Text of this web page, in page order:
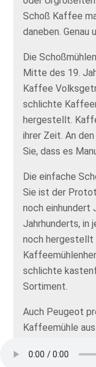
Schoß Kaffee
daneben. Genau
Die
Mitte des 19.
Kaffee
schlichte
hergestellt.
ihrer Zeit. An
Sie, dass es
Die einfache
Sie ist der
noch einhundert
Jahrhunderts, in
noch hergestellt
schlichte
Sortiment.
Auch Peugeot
Kaffeemühle
Verbindung